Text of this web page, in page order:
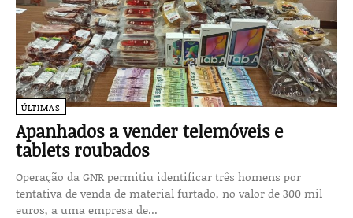
ÚLTIMAS
Apanhados a vender telemóveis e
tablets roubados
Operação da GNR permitiu identi­ficar três homens por
tentativa de venda de material furtado, no valor de 300 mil
euros, a uma empresa de...